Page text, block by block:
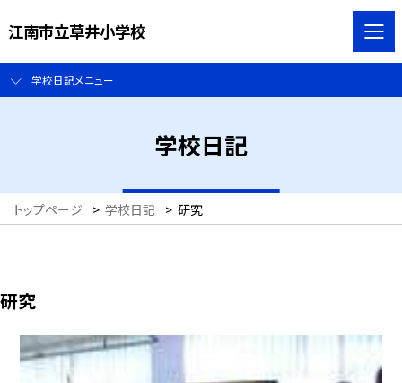
江南市立草井小学校
学校日記メニュー
学校日記
トップページ > 学校日記 > 研究
研究